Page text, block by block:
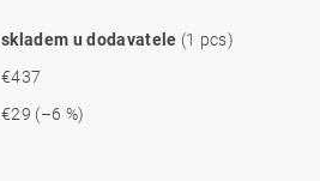
skladem u dodavatele (1 pcs)
€437
€29 (–6 %)